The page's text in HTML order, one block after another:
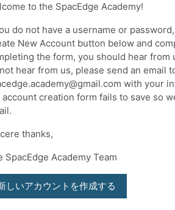
to the SpacEdge Academy!
do not have a username or
New Account button below and
the form, you should hear from
hear from us, please send an email
with your
account creation form fails to save so
thanks,
SpacEdge Academy Team
しいアカウントを作成する